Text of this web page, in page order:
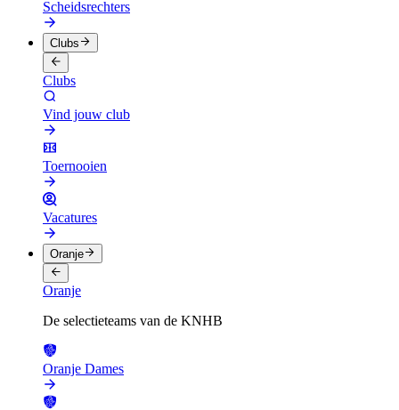
Scheidsrechters
Clubs
Clubs
Vind jouw club
Toernooien
Vacatures
Oranje
Oranje
De selectieteams van de KNHB
Oranje Dames